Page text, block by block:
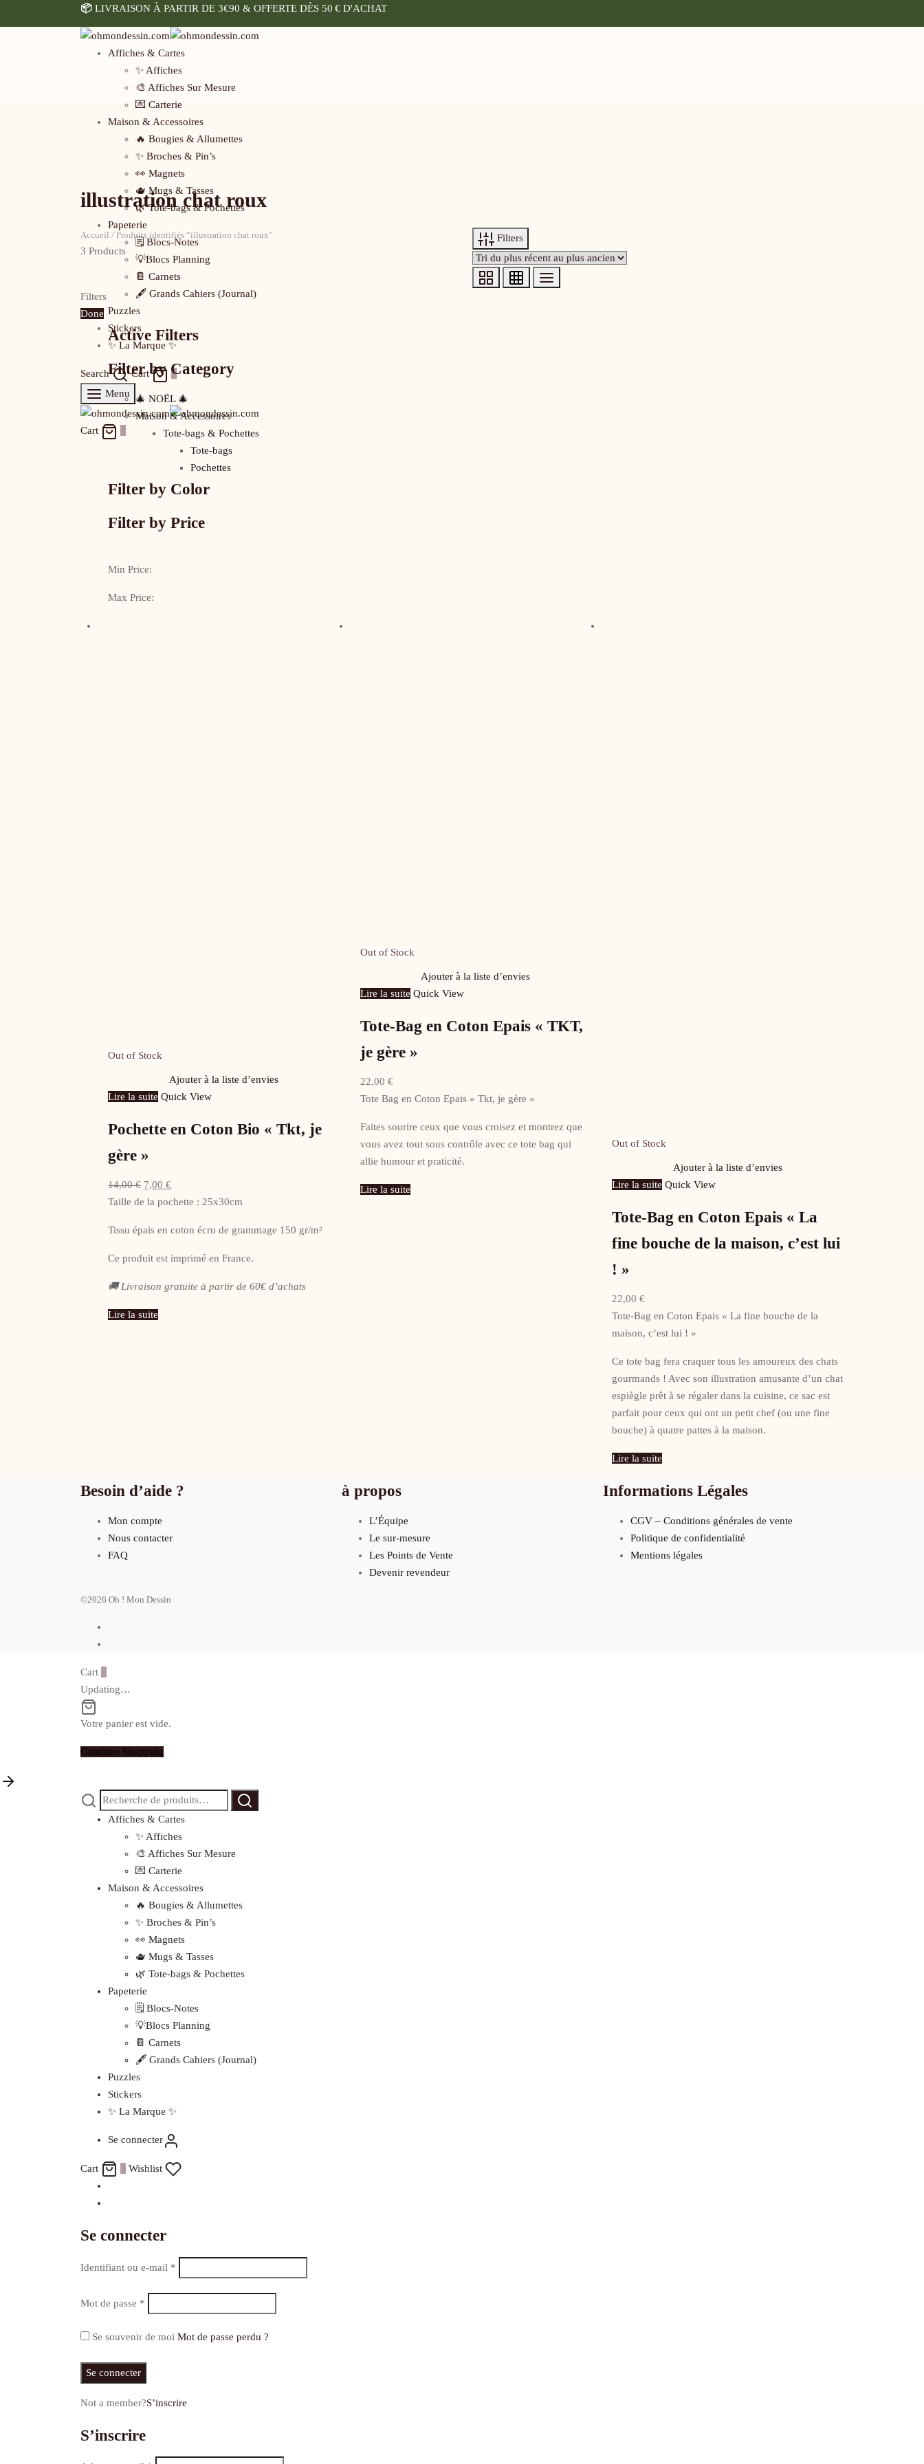
📦 LIVRAISON À PARTIR DE 3€90 & OFFERTE DÈS 50 € D'ACHAT
Affiches & Cartes
✨ Affiches
🎨 Affiches Sur Mesure
💌 Carterie
Maison & Accessoires
🔥 Bougies & Allumettes
✨ Broches & Pin’s
👀 Magnets
🫖 Mugs & Tasses
🌿 Tote-bags & Pochettes
Papeterie
🗒️ Blocs-Notes
💡Blocs Planning
📔 Carnets
🖋️ Grands Cahiers (Journal)
Puzzles
Stickers
✨ La Marque ✨
Search Cart
0
Menu
Cart
illustration chat roux
Accueil /Produits identifiés “illustration chat roux”
3 Products
Filters
Filters
Done
Active Filters
Filter by Category
🎄 NOËL 🎄
Maison & Accessoires
Tote-bags & Pochettes
Tote-bags
Pochettes
Filter by Color
Filter by Price
Min Price:
Max Price:
Out of Stock
Ajouter à la liste d’envies
Lire la suite Quick View
Pochette en Coton Bio « Tkt, je
gère »
14,00€ Le
prix
était :
14,00 €.
7,00 €Le
prix
est :
7,00 €.
Taille de la pochette : 25x30cm
Tissu épais en coton écru de grammage 150 gr/m²
Ce produit est imprimé en France.
🚚 Livraison gratuite à partir de 60€ d’achats
Lire la suite
Out of Stock
Ajouter à la liste d’envies
Lire la suite Quick View
Tote-Bag en Coton Epais « TKT,
je gère »
22,00 €
Tote Bag en Coton Epais « Tkt, je gère »
Faites sourire ceux que vous croisez et montrez que
vous avez tout sous contrôle avec ce tote bag qui
allie humour et praticité.
Lire la suite
Out of Stock
Ajouter à la liste d’envies
Lire la suite Quick View
Tote-Bag en Coton Epais « La
fine bouche de la maison, c’est lui
! »
22,00€
Tote-Bag en Coton Epais « La fine bouche de la
maison, c’est lui ! »
Ce tote bag fera craquer tous les amoureux des chats
gourmands ! Avec son illustration amusante d’un chat
espiègle prêt à se régaler dans la cuisine, ce sac est
parfait pour ceux qui ont un petit chef (ou une fine
bouche) à quatre pattes à la maison.
Lire la suite
Besoin d’aide ?
Mon compte
Nous contacter
FAQ
à propos
L’Équipe
Le sur-mesure
Les Points de Vente
Devenir revendeur
Informations Légales
CGV – Conditions générales de vente
Politique de confidentialité
Mentions légales
©2026 Oh ! Mon Dessin
Cart
Updating…
Votre panier est vide.
Continue Shopping
Recherche
pour :
Recherche
Affiches & Cartes
✨ Affiches
🎨 Affiches Sur Mesure
💌 Carterie
Maison & Accessoires
🔥 Bougies & Allumettes
✨ Broches & Pin’s
👀 Magnets
🫖 Mugs & Tasses
🌿 Tote-bags & Pochettes
Papeterie
🗒️ Blocs-Notes
💡Blocs Planning
📔 Carnets
🖋️ Grands Cahiers (Journal)
Puzzles
Stickers
✨ La Marque ✨
Se connecter
Cart Wishlist
Se connecter
Identifiant ou e-mail *
Mot de passe *
Se souvenir de moi Mot de passe perdu ?
Se connecter
Not a member?S’inscrire
S’inscrire